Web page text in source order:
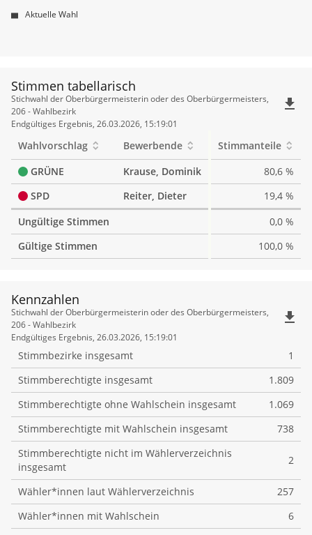
Aktuelle Wahl
Stimmen tabellarisch
Stimmen
tabellarisch
Stichwahl der Oberbürgermeisterin oder des Oberbürgermeisters,
206 - Wahlbezirk
Endgültiges Ergebnis, 26.03.2026, 15:19:01
file_download
Wahlvorschlag Bewerbende
Stimmanteile
GRÜNE
Krause, Dominik
80,6 %
SPD
Reiter, Dieter
19,4 %
Ungültige Stimmen
0,0 %
Gültige Stimmen
100,0 %
Kennzahlen
Kennzahlen
Stichwahl der Oberbürgermeisterin oder des Oberbürgermeisters,
206 - Wahlbezirk
Endgültiges Ergebnis, 26.03.2026, 15:19:01
file_download
Stimmbezirke insgesamt
1
Stimmberechtigte insgesamt
1.809
Stimmberechtigte ohne Wahlschein insgesamt
1.069
Stimmberechtigte mit Wahlschein insgesamt
738
Stimmberechtigte nicht im Wählerverzeichnis
insgesamt
2
Wähler*innen laut Wählerverzeichnis
257
Wähler*innen mit Wahlschein
6